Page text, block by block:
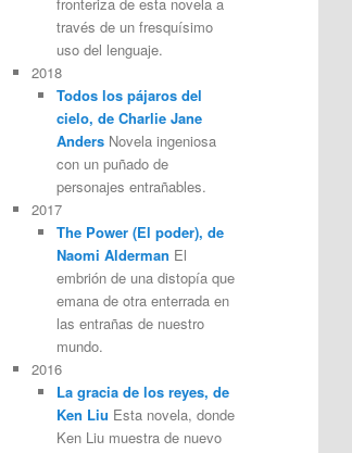
través de un fresquísimo
uso del lenguaje.
2018
Todos los pájaros del
cielo, de Charlie Jane
AndersNovela ingeniosa
con un puñado de
personajes entrañables.
2017
The Power (El poder), de
Naomi Alderman El
embrión de una distopía que
emana de otra enterrada en
las entrañas de nuestro
mundo.
2016
La gracia de los reyes, de
Ken Liu Esta novela, donde
Ken Liu muestra de nuevo